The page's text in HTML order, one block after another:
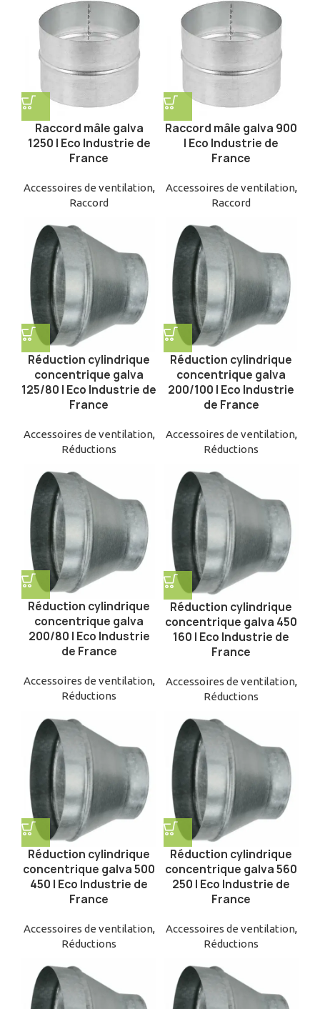
Raccord mâle galva
1250 | Eco Industrie de
France
Accessoires de ventilation,
Raccord
Raccord mâle galva 900
| Eco Industrie de
France
Accessoires de ventilation,
Raccord
Réduction cylindrique
concentrique galva
125/80 | Eco Industrie de
France
Accessoires de ventilation,
Réductions
Réduction cylindrique
concentrique galva
200/100 | Eco Industrie
de France
Accessoires de ventilation,
Réductions
Réduction cylindrique
concentrique galva
200/80 | Eco Industrie
de France
Accessoires de ventilation,
Réductions
Réduction cylindrique
concentrique galva 450
160 | Eco Industrie de
France
Accessoires de ventilation,
Réductions
Réduction cylindrique
concentrique galva 500
450 | Eco Industrie de
France
Accessoires de ventilation,
Réductions
Réduction cylindrique
concentrique galva 560
250 | Eco Industrie de
France
Accessoires de ventilation,
Réductions